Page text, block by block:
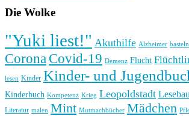
Die Wolke
"Yuki liest!" Akuthilfe Alzheimer basteln
Corona Covid-19 Demenz Flucht
lesen Kinder Kinder- und
Kinderbuch Kompetenz Krieg Leopoldstadt
Literatur malen Mint Mutmachbücher Mädchen